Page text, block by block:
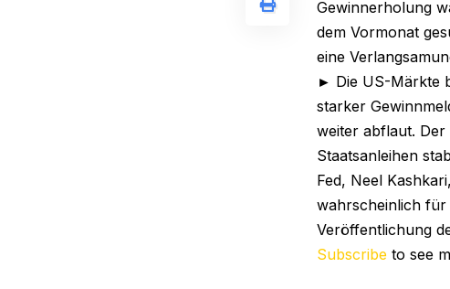
Gewinnerholung
dem Vormonat
eine
► Die US-Märkte
starker
weiter abflaut. Der
Staatsanleihen
Fed, Neel
wahrscheinlich für
Veröffentlichung
Subscribeto see